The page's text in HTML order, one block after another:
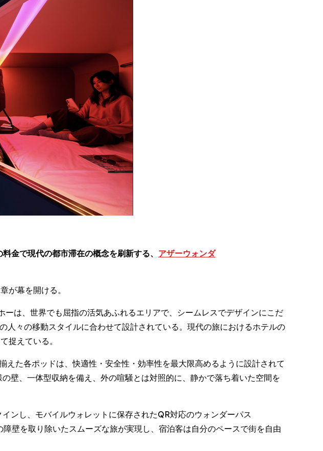
金で現代の都市滞在の概念を刷新する、 アザーウォンダ
が幕を開ける。
は、世界でも屈指の活気あふれるエリアで、シームレスでデザインにこだ
々の移動スタイルに合わせて設計されている。現代の旅におけるホテルの
捉えている。
た各ポッドは、快適性・安全性・効率性を最大限高めるように設計されて
壁、一体型収納を備え、外の喧騒とは対照的に、静かで落ち着いた空間を
ンし、モバイルウォレットに保存されたQR対応のウォンダーパス
壁を取り除いたスムーズな旅が実現し、宿泊客は自分のペースで街を自由